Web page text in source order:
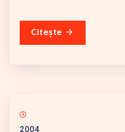
Citește
2004